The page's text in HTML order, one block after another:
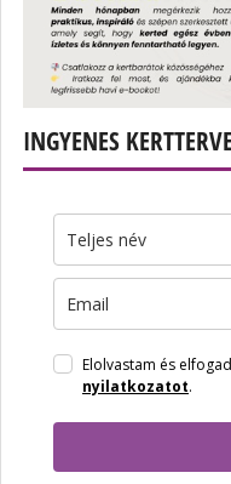
INGYENES
Elolvastam és
nyilatkozatot.